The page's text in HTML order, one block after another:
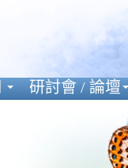
研討會 / 論壇